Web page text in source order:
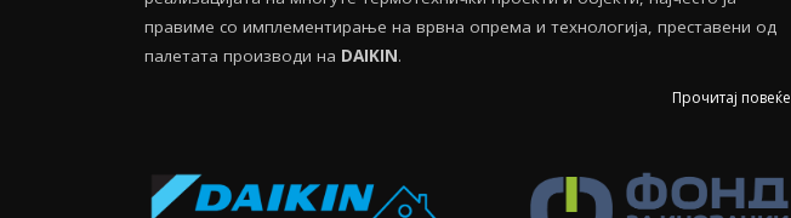
правиме со имплементирање на врвна опрема и технологија, преставени од
палетата производи на DAIKIN.
Прочитај повеќе